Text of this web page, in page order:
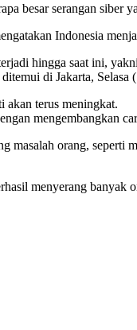
besar serangan siber
Indonesia
hingga saat ini,
di Jakarta, Selasa
akan terus meningkat.
mengembangkan
masalah orang,
menyerang banyak